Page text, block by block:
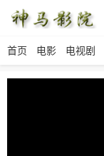
首页 电影 电视剧